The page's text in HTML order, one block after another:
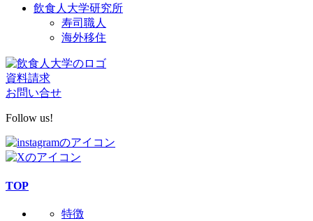
飲食人大学研究所
寿司職人
海外移住
資料請求
お問い合せ
Follow us!
TOP
特徴